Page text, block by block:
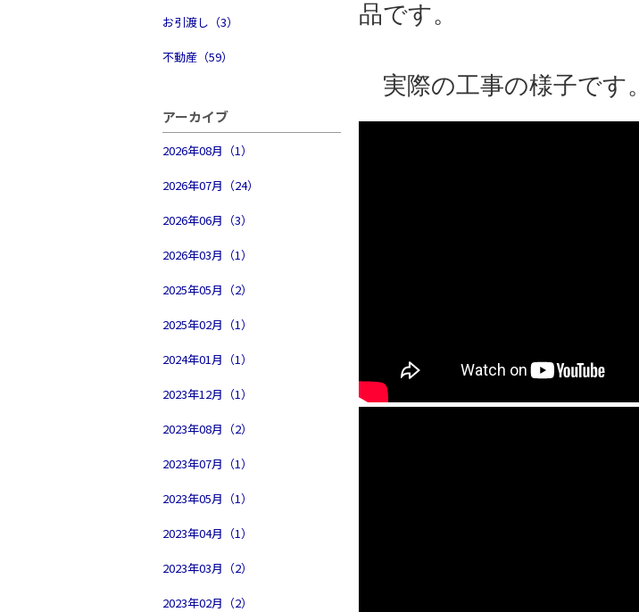
お引渡し（3）
不動産（59）
アーカイブ
2026年08月（1）
2026年07月（24）
2026年06月（3）
2026年03月（1）
2025年05月（2）
2025年02月（1）
2024年01月（1）
2023年12月（1）
2023年08月（2）
2023年07月（1）
2023年05月（1）
2023年04月（1）
2023年03月（2）
2023年02月（2）
品です。
実際の工事の様子です。